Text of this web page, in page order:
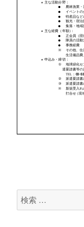
検
索